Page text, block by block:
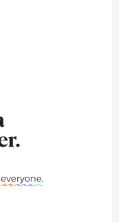
everyone.